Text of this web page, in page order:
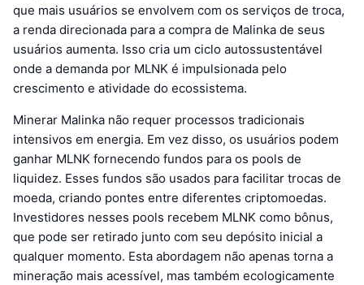
que mais usuários se envolvem com os serviços de troca,
a renda direcionada para a compra de Malinka de seus
usuários aumenta. Isso cria um ciclo autossustentável
onde a demanda por MLNK é impulsionada pelo
crescimento e atividade do ecossistema.
Minerar Malinka não requer processos tradicionais
intensivos em energia. Em vez disso, os usuários podem
ganhar MLNK fornecendo fundos para os pools de
liquidez. Esses fundos são usados para facilitar trocas de
moeda, criando pontes entre diferentes criptomoedas.
Investidores nesses pools recebem MLNK como bônus,
que pode ser retirado junto com seu depósito inicial a
qualquer momento. Esta abordagem não apenas torna a
mineração mais acessível, mas também ecologicamente